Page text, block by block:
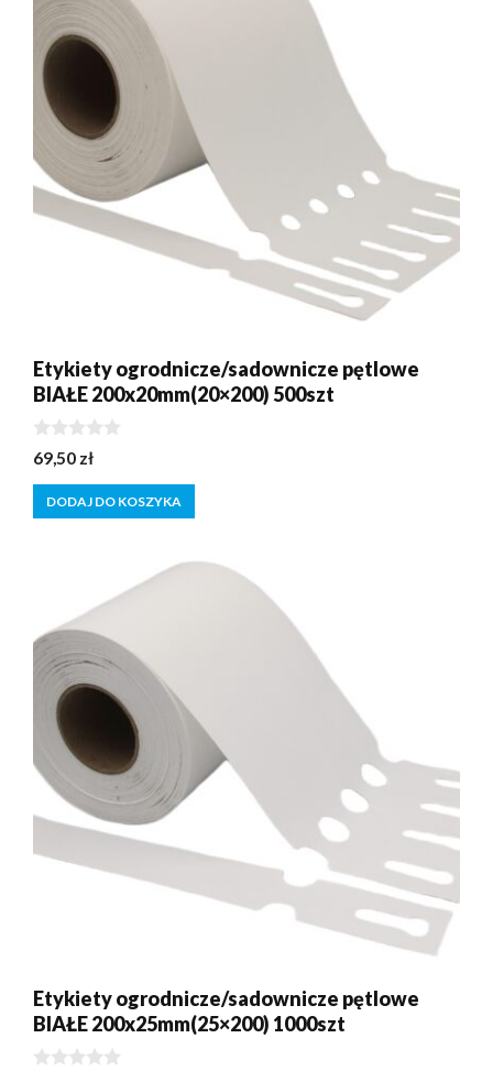
Etykiety ogrodnicze/sadownicze pętlowe
BIAŁE 200x20mm(20×200) 500szt
0
z
5
69,50 zł
DODAJ DO KOSZYKA
Etykiety ogrodnicze/sadownicze pętlowe
BIAŁE 200x25mm(25×200) 1000szt